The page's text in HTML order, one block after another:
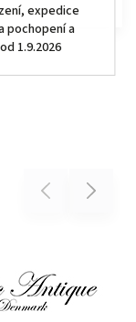
expedice
pochopení a
1.9.2026
Previous Next